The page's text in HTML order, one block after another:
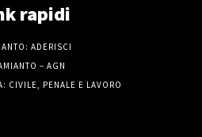
rapidi
ADERISCI
– AGN
CIVILE, PENALE E LAVORO